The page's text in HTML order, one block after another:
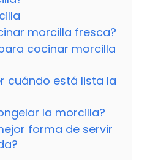
morcilla fresca?
cocinar morcilla
cuándo está lista la
la morcilla?
forma de servir